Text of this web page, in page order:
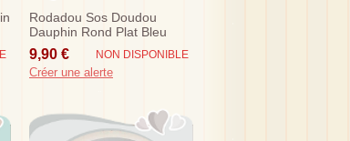
Rodadou Sos Doudou
Dauphin Rond Plat Bleu
Gris Ecru Pieuvre
9,90 € NON DISPONIBLE
Créer une alerte